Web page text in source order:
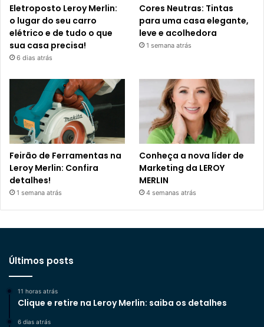
Eletroposto Leroy Merlin:
o lugar do seu carro
elétrico e de tudo o que
sua casa precisa!
6 dias atrás
Cores Neutras: Tintas
para uma casa elegante,
leve e acolhedora
1 semana atrás
Feirão de Ferramentas na
Leroy Merlin: Confira
detalhes!
1 semana atrás
Conheça a nova líder de
Marketing da LEROY
MERLIN
4 semanas atrás
Últimos posts
11 horas atrás
Clique e retire na Leroy Merlin: saiba os detalhes
6 dias atrás